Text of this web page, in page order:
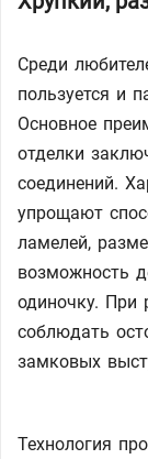
Среди
пользуется и
Основное
отделки
соединений.
упрощают
ламелей,
возможность
одиночку. При
соблюдать
замковых
Технология